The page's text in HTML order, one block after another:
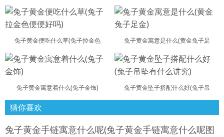
兔子黄金便吃什么草(兔子拉金色 兔子黄金寓意是什么(黄金兔子足
兔子黄金寓意着什么(兔子金饰) 兔子黄金坠子搭配什么好(兔子吊
猜你喜欢
兔子黄金手链寓意什么呢(兔子黄金手链寓意什么呢图